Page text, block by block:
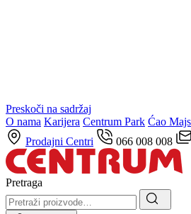
Preskoči na sadržaj
O nama Karijera Centrum Park Ćao
Prodajni Centri
066 008 008
Pretraga